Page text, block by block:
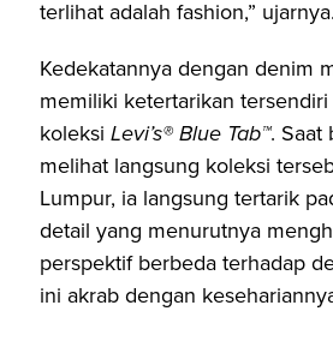
terlihat adalah fashion,” ujarnya.
Kedekatannya dengan denim
memiliki ketertarikan
koleksi Levi’s® Blue Tab™. Saat
melihat langsung koleksi
Lumpur, ia langsung tertarik
detail yang menurutnya
perspektif berbeda terhadap
ini akrab dengan